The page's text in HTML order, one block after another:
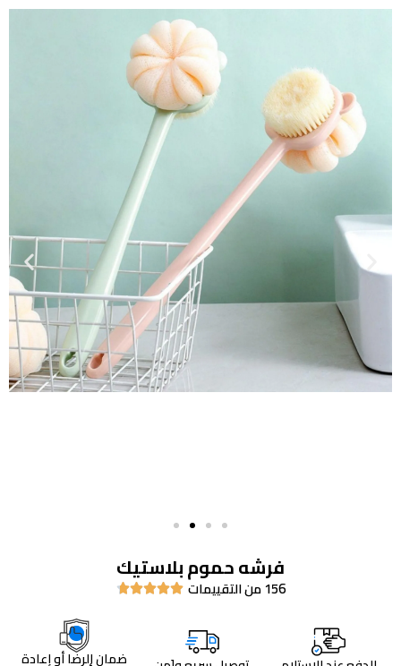
فرشه حموم بلاستيك
156 من التقييمات 




ضمان الرضا أو إعادة